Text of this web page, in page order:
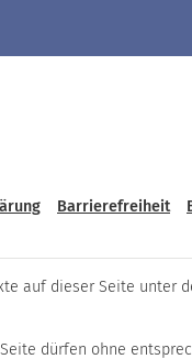
Barrierefreiheit
auf dieser Seite unter
dürfen ohne